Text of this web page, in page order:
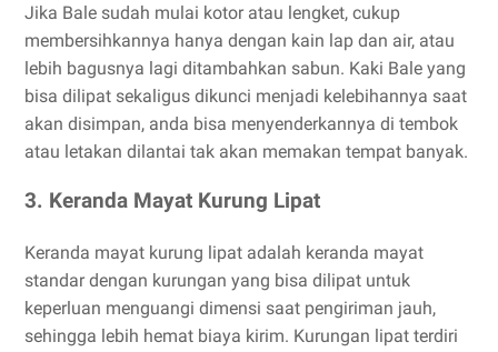
Jika Bale sudah mulai kotor atau lengket, cukup
membersihkannya hanya dengan kain lap dan air, atau
lebih bagusnya lagi ditambahkan sabun. Kaki Bale yang
bisa dilipat sekaligus dikunci menjadi kelebihannya saat
akan disimpan, anda bisa menyenderkannya di tembok
atau letakan dilantai tak akan memakan tempat banyak.
3. Keranda Mayat Kurung Lipat
Keranda mayat kurung lipat adalah keranda mayat
standar dengan kurungan yang bisa dilipat untuk
keperluan menguangi dimensi saat pengiriman jauh,
sehingga lebih hemat biaya kirim. Kurungan lipat terdiri